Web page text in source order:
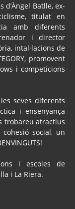
d’Àngel Batlle, ex-
titulat en
amb diferents
i director
intal·lacions de
promovent
i competicions
seves diferents
i ensenyança
trobareu atractius
cohesió social, un
i escoles de
i La Riera.